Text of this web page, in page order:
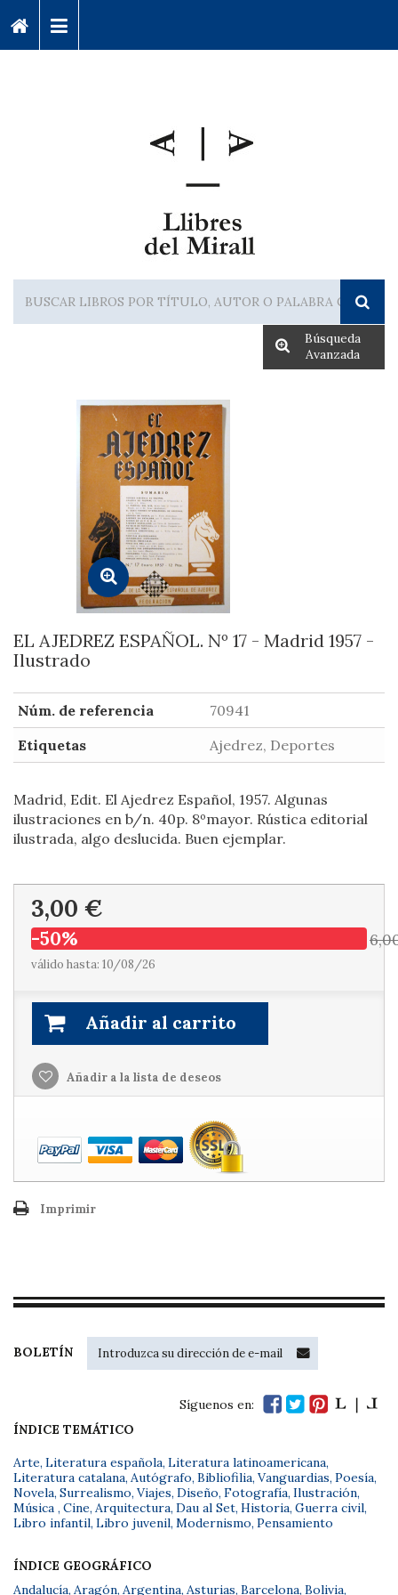
Búsqueda
Avanzada
EL AJEDREZ ESPAÑOL. Nº 17 - Madrid 1957 -
Ilustrado
Núm. de referencia
70941
Etiquetas
Ajedrez, Deportes
Madrid, Edit. El Ajedrez Español, 1957. Algunas
ilustraciones en b/n. 40p. 8ºmayor. Rústica editorial
ilustrada, algo deslucida. Buen ejemplar.
3,00 €
-50%
válido hasta: 10/08/26
Añadir al carrito
Añadir a la lista de deseos
Imprimir
BOLETÍN
Síguenos en:
ÍNDICE TEMÁTICO
Arte, Literatura española, Literatura latinoamericana,
Literatura catalana, Autógrafo, Bibliofilia, Vanguardias, Poesía,
Novela, Surrealismo, Viajes, Diseño, Fotografía, Ilustración,
Música , Cine, Arquitectura, Dau al Set, Historia, Guerra civil,
Libro infantil, Libro juvenil, Modernismo, Pensamiento
ÍNDICE GEOGRÁFICO
Andalucía, Aragón, Argentina, Asturias, Barcelona, Bolivia,